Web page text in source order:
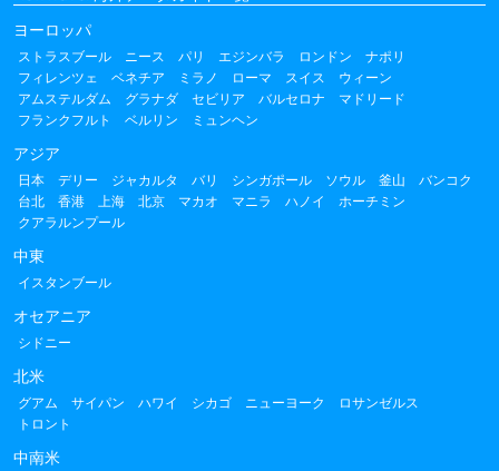
ヨーロッパ
ストラスブール ニース パリ エジンバラ ロンドン
ナポリ
フィレンツェ
ベネチア ミラノ ローマ スイス
ウィーン
アムステルダム
グラナダ セビリア バルセロナ
マドリード
フランクフルト
ベルリン ミュンヘン
アジア
日本 デリー ジャカルタ バリ シンガポール ソウル 釜山
バンコク
台北
香港 上海 北京 マカオ マニラ ハノイ
ホーチミン
クアラルンプール
中東
イスタンブール
オセアニア
シドニー
北米
グアム サイパン ハワイ シカゴ ニューヨーク
ロサンゼルス
トロント
中南米